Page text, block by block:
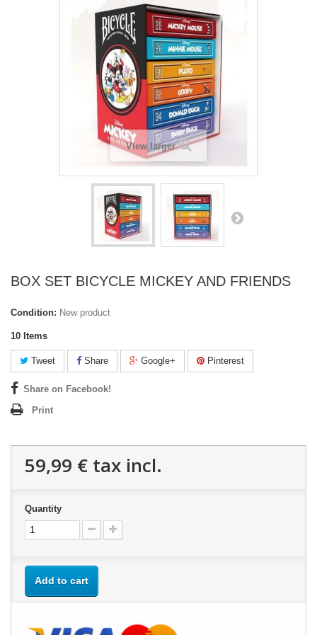
View larger
BOX SET BICYCLE MICKEY AND FRIENDS
Condition: New product
10 Items
Tweet Share Google+ Pinterest
Share on Facebook!
Print
59,99 € tax incl.
Quantity
Add to cart